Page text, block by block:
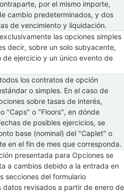
por el mismo importe,
cambio predeterminados, y dos
de vencimiento y liquidación.
las opciones simples
decir, sobre un solo subyacente,
de ejercicio y un único evento de
los contratos de opción
o simples. En el caso de
sobre tasas de interés,
"Caps" o "Floors", en dónde
de posibles ejercicios, se
base (nominal) del "Caplet" o
en el fin de mes que corresponda.
presentada para Opciones se
a cambios debido a la entrada en
secciones del formulario
datos revisados a partir de enero de